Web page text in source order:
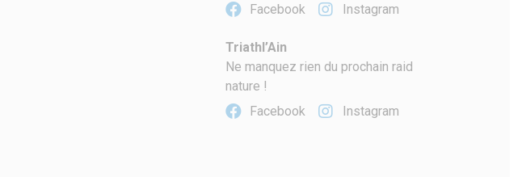
Facebook
Instagram
Triathl’Ain
Ne manquez rien du prochain raid
nature !
Facebook
Instagram